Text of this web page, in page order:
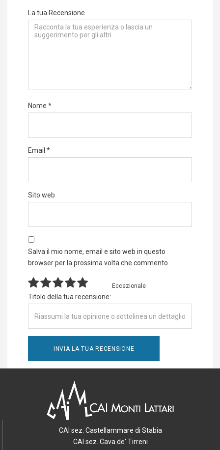
La tua Recensione
Nome *
Email *
Sito web
Salva il mio nome, email e sito web in questo
browser per la prossima volta che commento.
Eccezionale
Titolo della tua recensione:
CAI sez. Castellammare di Stabia
CAI sez. Cava de' Tirreni